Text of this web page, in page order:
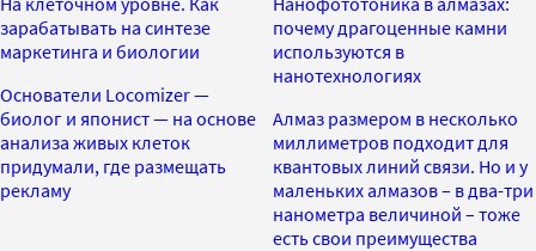
зарабатывать на синтезе
маркетинга и биологии
Основатели Locomizer —
биолог и японист — на основе
анализа живых клеток
придумали, где размещать
рекламу
почему драгоценные камни
используются в
нанотехнологиях
Алмаз размером в несколько
миллиметров подходит для
квантовых линий связи. Но и у
маленьких алмазов – в два-три
нанометра величиной – тоже
есть свои преимущества